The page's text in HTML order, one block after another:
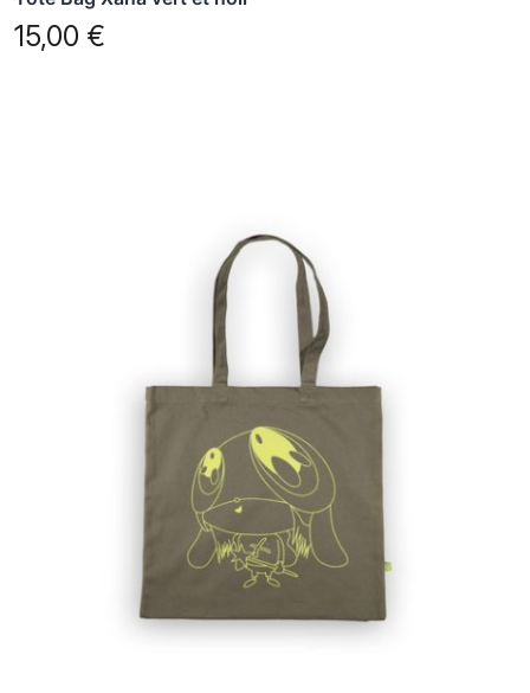
15,00 €